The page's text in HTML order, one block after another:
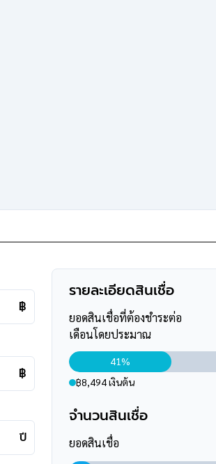
ถนนเพชนเกษม, ถนนบรมราชชนนี
วงเงินสูงสุดถึง 90-110 % ที่สำคัญคือ ฟรีค่ะ
โปรโมชั่น
เวทกับเรา "บ้านบางกอก"
฿
฿
ปี
รายละเอียดสินเชื่อ
ยอดสินเชื่อที่ต้องชำระต่อ
เดือนโดยประมาณ
41%
฿8,494 เงินต้น
จำนวนสินเชื่อ
ยอดสินเชื่อ